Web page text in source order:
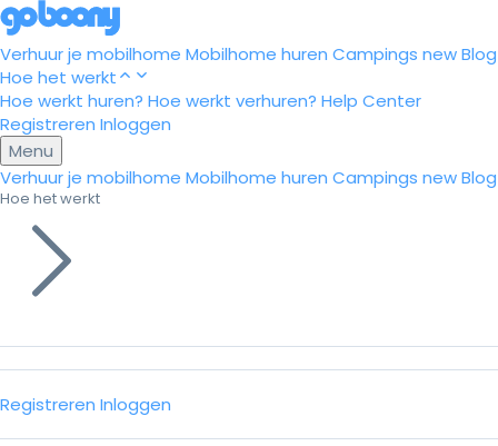
Verhuur je mobilhome Mobilhome huren Campings newBlog
Hoe het werkt
Hoe werkt huren? Hoe werkt verhuren? Help Center
Registreren Inloggen
Menu
Verhuur je mobilhome Mobilhome huren Campings newBlog
Hoe het werkt
Registreren Inloggen